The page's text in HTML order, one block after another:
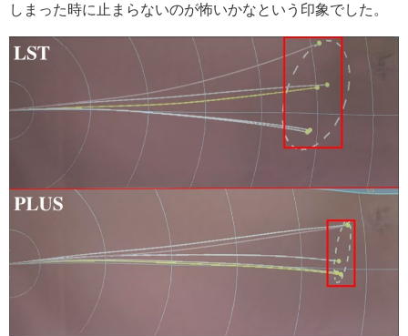
しまった時に止まらないのが怖いかなという印象でした。